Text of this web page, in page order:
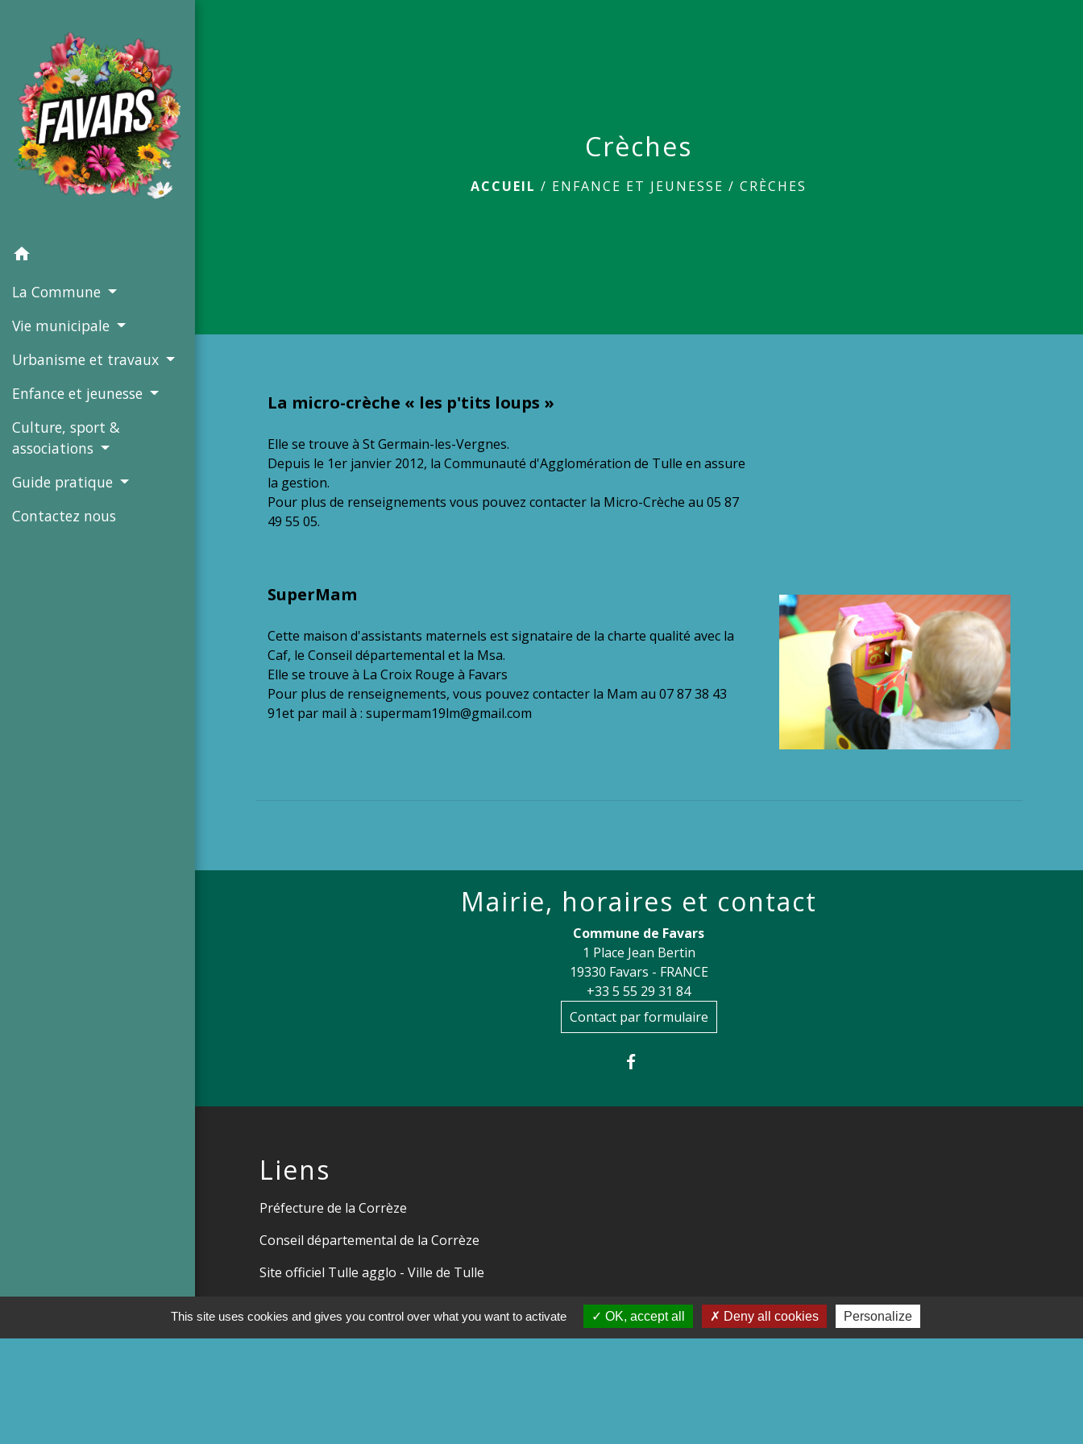
home
La Commune
Vie municipale
Urbanisme et travaux
Enfance et jeunesse
Culture, sport &
associations
Guide pratique
Contactez nous
Crèches
ACCUEIL / ENFANCE ET JEUNESSE /CRÈCHES
La micro-crèche « les p'tits loups »
Elle se trouve à St Germain-les-Vergnes.
Depuis le 1er janvier 2012, la Communauté d'Agglomération de Tulle en assure
la gestion.
Pour plus de renseignements vous pouvez contacter la Micro-Crèche au 05 87
49 55 05.
SuperMam
Cette maison d'assistants maternels est signataire de la charte qualité avec la
Caf, le Conseil départemental et la Msa.
Elle se trouve à La Croix Rouge à Favars
Pour plus de renseignements, vous pouvez contacter la Mam au 07 87 38 43
91et par mail à : supermam19lm@gmail.com
Mairie, horaires et contact
Commune de Favars
1 Place Jean Bertin
19330 Favars - FRANCE
+33 5 55 29 31 84
Contact par formulaire
Liens
Préfecture de la Corrèze
Conseil départemental de la Corrèze
Site officiel Tulle agglo - Ville de Tulle
Commune de Saint-Mexant
This site uses cookies and gives you control over what you want to activate OK, accept all Deny all cookies Personalize